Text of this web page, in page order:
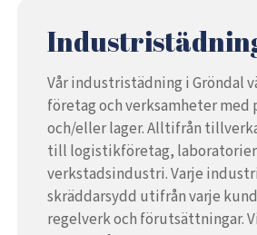
Vår industristädning i Gröndal
företag och verksamheter
och/eller lager. Alltifrån
till logistikföretag, laboratorier
verkstadsindustri. Varje
skräddarsydd utifrån varje
regelverk och förutsättningar.